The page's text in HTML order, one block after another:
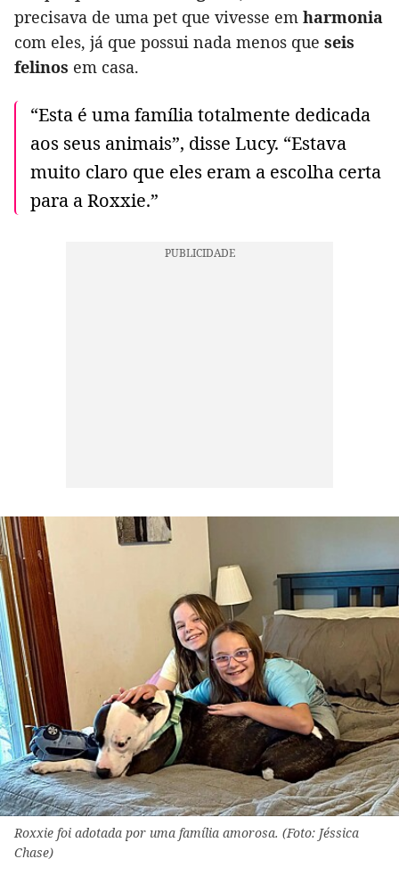
precisava de uma pet que vivesse em harmonia
com eles, já que possui nada menos que seis
felinos em casa.
“Esta é uma família totalmente dedicada
aos seus animais”, disse Lucy. “Estava
muito claro que eles eram a escolha certa
para a Roxxie.”
Roxxie foi adotada por uma família amorosa. (Foto: Jéssica
Chase)